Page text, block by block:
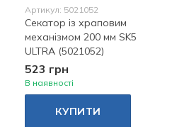
Артикул: 5021052
Секатор із храповим
механізмом 200 мм SK5
ULTRA (5021052)
523 грн
В наявності
КУПИТИ